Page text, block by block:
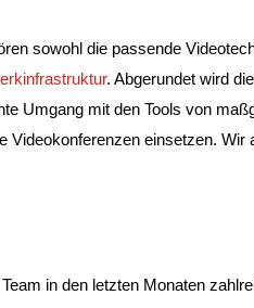
sowohl die passende
. Abgerundet wird die
Umgang mit den Tools von
Videokonferenzen einsetzen. Wir
in den letzten Monaten